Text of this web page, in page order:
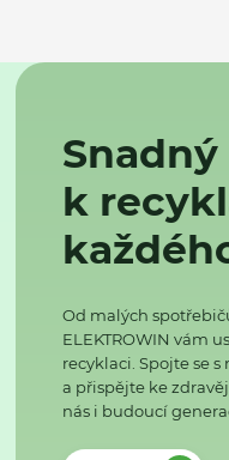
k
Od malých
ELEKTROWIN vám
recyklaci. Spojte se
a přispějte ke
nás i budoucí